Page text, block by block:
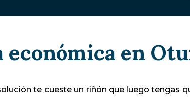
económica en
te cueste un riñón que luego tengas